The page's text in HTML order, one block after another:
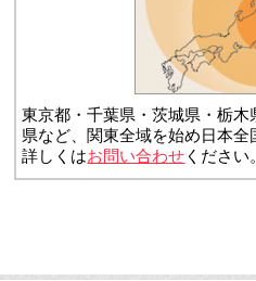
東京都・千葉県・茨城県・栃
県など、関東全域を始め日本全
詳しくはお問い合わせ ください。